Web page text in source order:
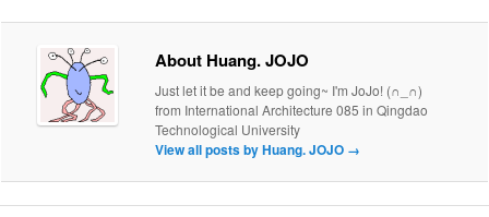
About Huang. JOJO
Just let it be and keep going~ I'm JoJo! (∩_∩)
from International Architecture 085 in Qingdao
Technological University
View all posts by Huang. JOJO →